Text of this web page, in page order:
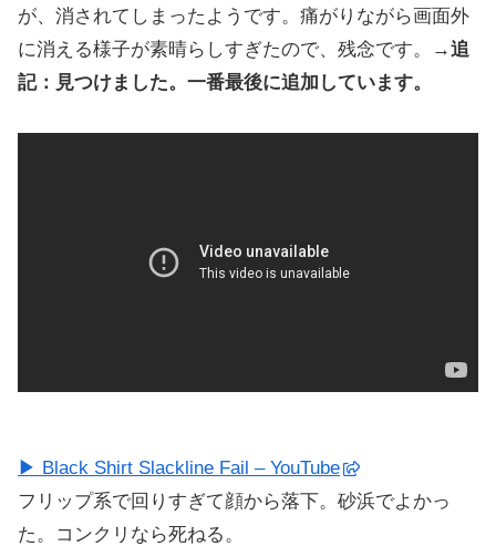
が、消されてしまったようです。痛がりながら画面外
に消える様子が素晴らしすぎたので、残念です。
→追
記：見つけました。一番最後に追加しています。
▶ Black Shirt Slackline Fail – YouTube
フリップ系で回りすぎて顔から落下。砂浜でよかっ
た。コンクリなら死ねる。